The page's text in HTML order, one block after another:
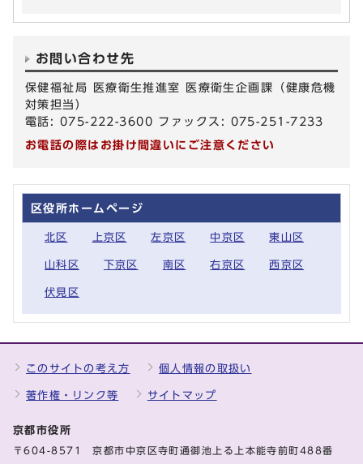
お問い合わせ先
保健福祉局 医療衛生推進室 医療衛生企画課（健康危機
対策担当）
電話: 075-222-3600 ファックス: 075-251-7233
お電話の際はお掛け間違いにご注意ください
区役所ホームページ
北区 上京区 左京区 中京区 東山区
山科区 下京区 南区 右京区 西京区
伏見区
このサイトの考え方 個人情報の取扱い
著作権・リンク等 サイトマップ
京都市役所
〒604-8571 京都市中京区寺町通御池上る上本能寺前町488番